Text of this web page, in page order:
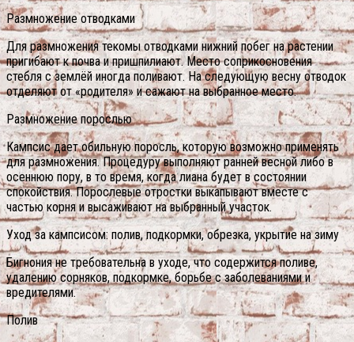
Размножение отводками
Для размножения текомы отводками нижний побег на растении
пригибают к почва и пришпилиают. Место соприкосновения
стебля с землёй иногда поливают. На следующую весну отводок
отделяют от «родителя» и сажают на выбранное место.
Размножение порослью
Кампсис дает обильную поросль, которую возможно применять
для размножения. Процедуру выполняют ранней весной либо в
осеннюю пору, в то время, когда лиана будет в состоянии
спокойствия. Порослевые отростки выкапывают вместе с
частью корня и высаживают на выбранный участок.
Уход за кампсисом: полив, подкормки, обрезка, укрытие на зиму
Бигнония не требовательна в уходе, что содержится поливе,
удалению сорняков, подкормке, борьбе с заболеваниями и
вредителями.
Полив